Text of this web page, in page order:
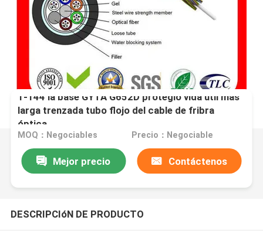
1-144 la base GYTA G652D protegió vida útil más
larga trenzada tubo flojo del cable de fribra
óptica
MOQ：Negociables Precio：Negociable
Mejor precio Contáctenos
DESCRIPCIóN DE PRODUCTO